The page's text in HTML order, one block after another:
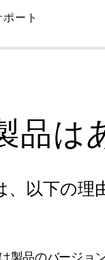
ート
品は
、以下の理
製品のバージョ